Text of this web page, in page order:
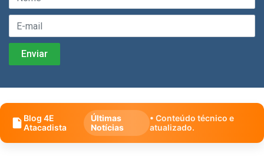
Blog 4E
Atacadista
Últimas
Notícias
• Conteúdo técnico e
atualizado.